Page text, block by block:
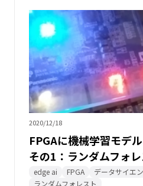
2020/12/18
FPGAに機械学習モデ
その1：ランダムフォ
分類
edge ai FPGA
データサイエ
ランダムフォレスト